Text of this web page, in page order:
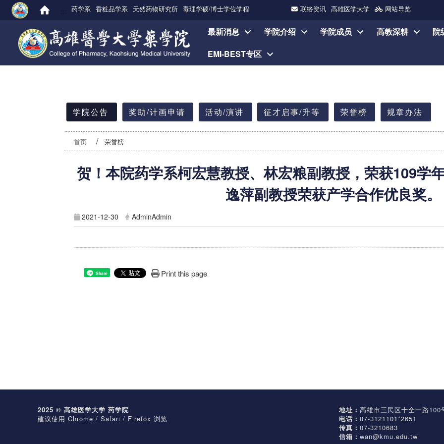
药学系 香粧品学系 天然药物研究所 毒理学硕/博士学位学程 联络资讯 高雄医学大学 网站导览
最新消息 学院介绍 学院成员 高教深耕
院
EMI-BEST专区
学院公告
奖助/计画申请 活动/演讲 征才启事/升等 荣誉榜 规章办法
首页 荣誉榜
贺！本院药学系柯宏慧教授、林宏粮副教授，荣获109学
逸萍副教授荣获产学合作优良奖。
2021-12-30 AdminAdmin
Share Print this page
2025 © 高雄医学大学 药学院
建议使用 Chrome / Safari / Firefox 浏览
地址：高雄市三民区十全一路100
电话：07-3121101*2651
传真：07-3210683
信箱：wan@kmu.edu.tw